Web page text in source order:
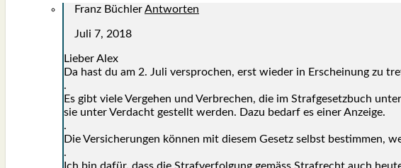
Franz BüchlerAntworten
Juli 7, 2018
Lie­ber Alex
Da hast du am 2. Juli ver­spro­chen, erst wie­der in Erschei­nung zu
.
Es gibt vie­le Ver­ge­hen und Ver­bre­chen, die im Straf­ge­setz­buch
sie unter Ver­dacht gestellt wer­den. Dazu bedarf es einer Anzei­ge.
.
Die Ver­si­che­run­gen kön­nen mit die­sem Gesetz selbst bestim­men,
.